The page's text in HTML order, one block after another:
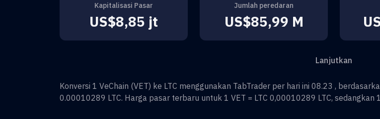
Kapitalisasi Pasar
US$8,85 jt
Jumlah peredaran
US$85,99 M
Lanjutkan
Konversi 1 VeChain (VET) ke LTC menggunakan TabTrader per hari ini 08.23 ,
0.00010289 LTC. Harga pasar terbaru untuk 1 VET = LTC 0,00010289 LTC, sedangkan 1